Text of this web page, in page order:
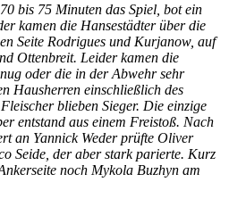
bis 75 Minuten das Spiel, bot ein
kamen die Hansestädter über die
Seite Rodrigues und Kurjanow, auf
Ottenbreit. Leider kamen die
oder die in der Abwehr sehr
Hausherren einschließlich des
blieben Sieger. Die einzige
entstand aus einem Freistoß. Nach
an Yannick Weder prüfte Oliver
Seide, der aber stark parierte. Kurz
noch Mykola Buzhyn am